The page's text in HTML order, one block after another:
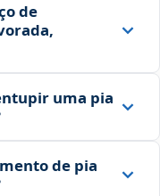
de
uma pia
de pia